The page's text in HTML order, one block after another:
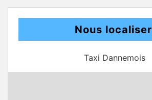
Nous localiser
Taxi Dannemois